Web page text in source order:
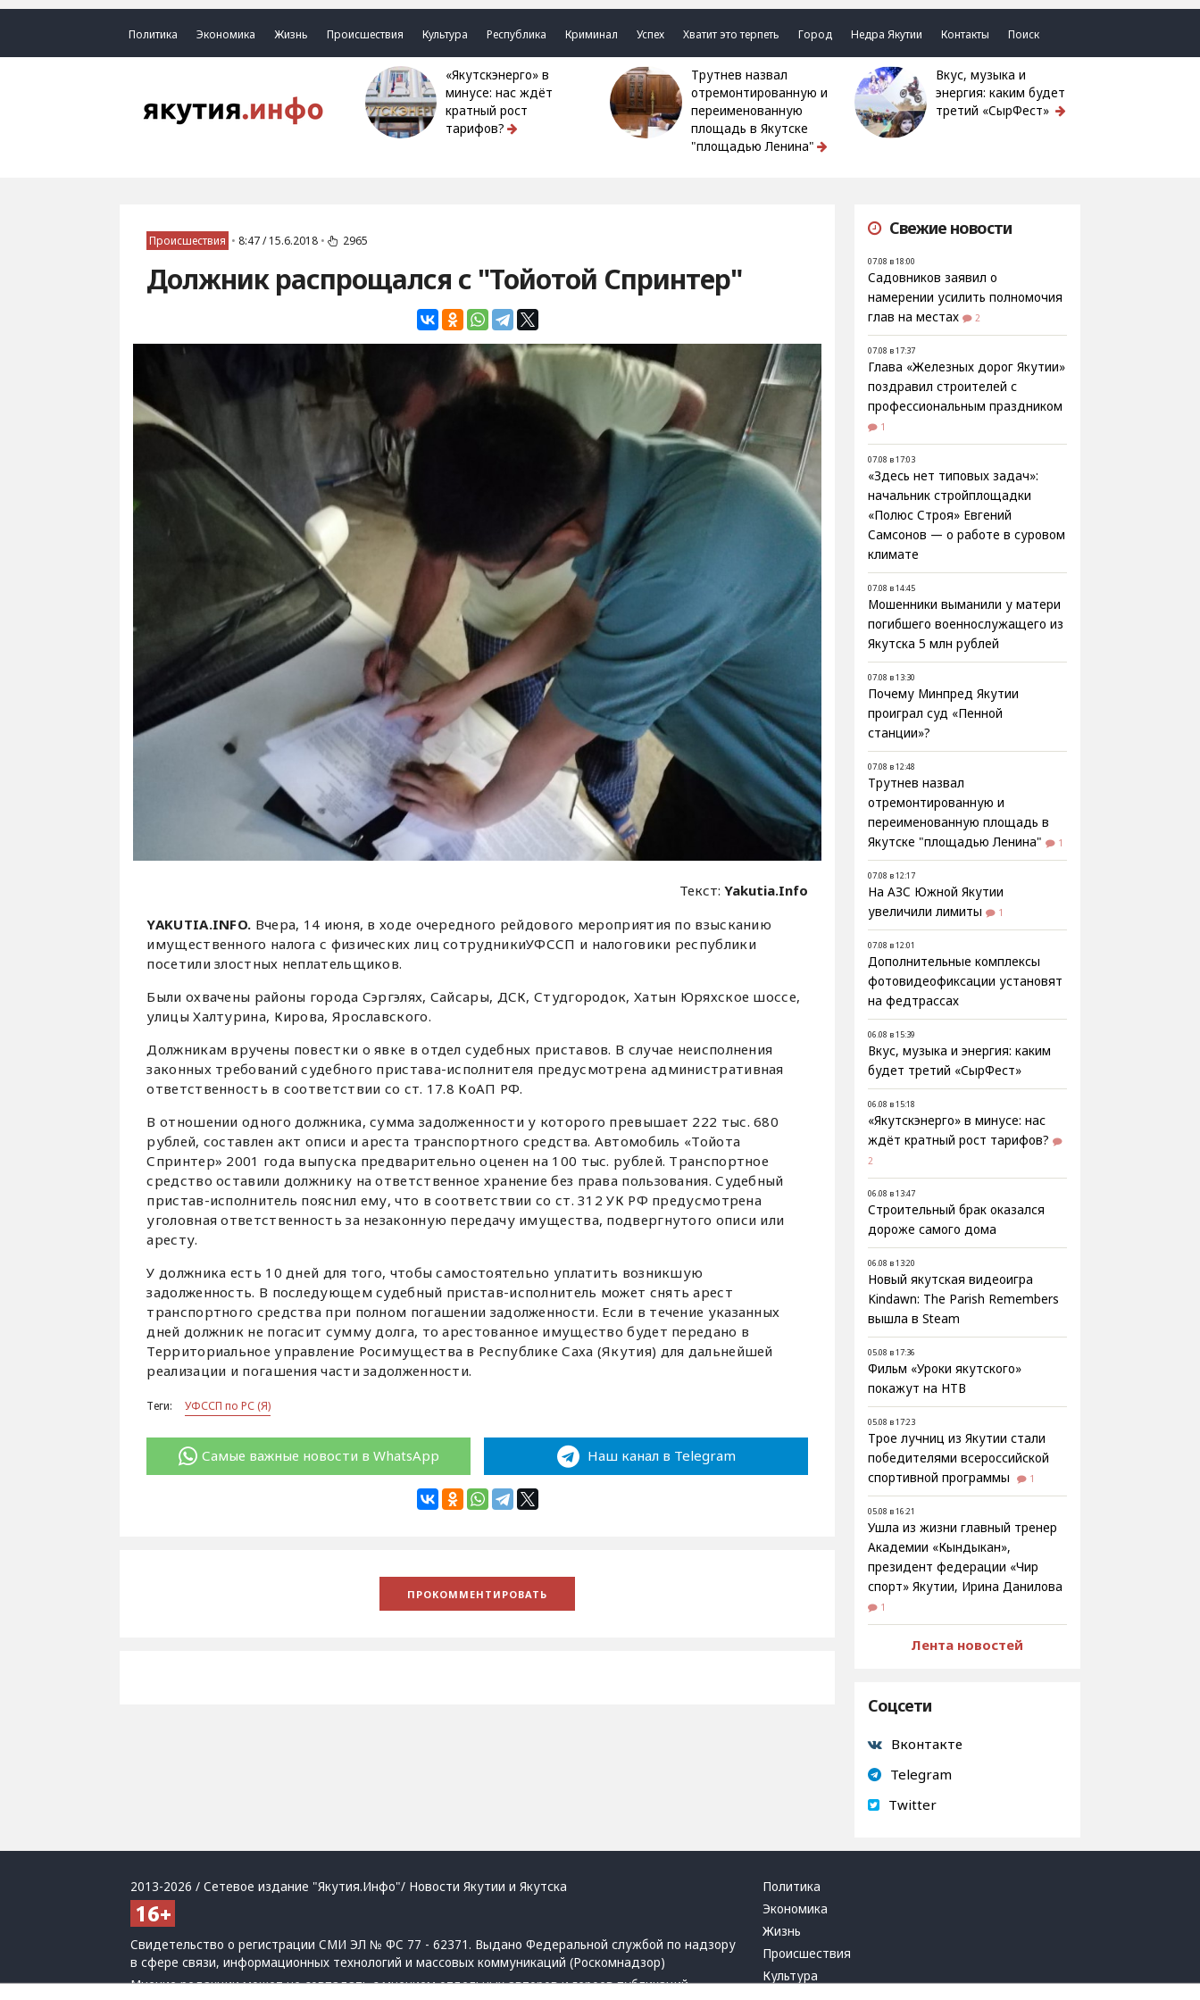
Политика Экономика Жизнь Происшествия Культура Республика Криминал Успех Хватит это терпеть Город Недра Якутии Контакты Поиск
«Якутскэнерго» в
минусе: нас ждёт
кратный рост
тарифов?
Трутнев назвал
отремонтированную и
переименованную
площадь в Якутске
"площадью Ленина"
Вкус, музыка и
энергия: каким будет
третий «СырФест»
Происшествия • 8:47 / 15.6.2018 • 2965
Должник распрощался с "Тойотой Спринтер"
Текст:Yakutia.Info
YAKUTIA.INFO. Вчера, 14 июня, в ходе очередного рейдового мероприятия по взысканию
имущественного налога с физических лиц сотрудникиУФССП и налоговики республики
посетили злостных неплательщиков.
Были охвачены районы города Сэргэлях, Сайсары, ДСК, Студгородок, Хатын Юряхское шоссе,
улицы Халтурина, Кирова, Ярославского.
Должникам вручены повестки о явке в отдел судебных приставов. В случае неисполнения
законных требований судебного пристава-исполнителя предусмотрена административная
ответственность в соответствии со ст. 17.8 КоАП РФ.
В отношении одного должника, сумма задолженности у которого превышает 222 тыс. 680
рублей, составлен акт описи и ареста транспортного средства. Автомобиль «Тойота
Спринтер» 2001 года выпуска предварительно оценен на 100 тыс. рублей. Транспортное
средство оставили должнику на ответственное хранение без права пользования. Судебный
пристав-исполнитель пояснил ему, что в соответствии со ст. 312 УК РФ предусмотрена
уголовная ответственность за незаконную передачу имущества, подвергнутого описи или
аресту.
У должника есть 10 дней для того, чтобы самостоятельно уплатить возникшую
задолженность. В последующем судебный пристав-исполнитель может снять арест
транспортного средства при полном погашении задолженности. Если в течение указанных
дней должник не погасит сумму долга, то арестованное имущество будет передано в
Территориальное управление Росимущества в Республике Саха (Якутия) для дальнейшей
реализации и погашения части задолженности.
Теги: УФССП по РС (Я)
Самые важные новости в WhatsApp Наш канал в Telegram
Свежие новости
07.08 в 18:00
Садовников заявил о
намерении усилить полномочия
глав на местах
2
07.08 в 17:37
Глава «Железных дорог Якутии»
поздравил строителей с
профессиональным праздником
1
07.08 в 17:03
«Здесь нет типовых задач»:
начальник стройплощадки
«Полюс Строя» Евгений
Самсонов — о работе в суровом
климате
07.08 в 14:45
Мошенники выманили у матери
погибшего военнослужащего из
Якутска 5 млн рублей
07.08 в 13:30
Почему Минпред Якутии
проиграл суд «Пенной
станции»?
07.08 в 12:48
Трутнев назвал
отремонтированную и
переименованную площадь в
Якутске "площадью Ленина"
1
07.08 в 12:17
На АЗС Южной Якутии
увеличили лимиты
1
07.08 в 12:01
Дополнительные комплексы
фотовидеофиксации установят
на федтрассах
06.08 в 15:39
Вкус, музыка и энергия: каким
будет третий «СырФест»
06.08 в 15:18
«Якутскэнерго» в минусе: нас
ждёт кратный рост тарифов?
2
06.08 в 13:47
Строительный брак оказался
дороже самого дома
06.08 в 13:20
Новый якутская видеоигра
Kindawn: The Parish Remembers
вышла в Steam
05.08 в 17:36
Фильм «Уроки якутского»
покажут на НТВ
05.08 в 17:23
Трое лучниц из Якутии стали
победителями всероссийской
спортивной программы
1
05.08 в 16:21
Ушла из жизни главный тренер
Академии «Кындыкан»,
президент федерации «Чир
спорт» Якутии, Ирина Данилова
1
Лента новостей
Соцсети
Вконтакте
Telegram
Twitter
2013-2026 / Сетевое издание "Якутия.Инфо"/ Новости Якутии и Якутска
Свидетельство о регистрации СМИ ЭЛ № ФС 77 - 62371. Выдано Федеральной службой по надзору
в сфере связи, информационных технологий и массовых коммуникаций (Роскомнадзор)
Мнение редакции может не совпадать с мнением отдельных авторов и героев публикаций.
Политика
Экономика
Жизнь
Происшествия
Культура